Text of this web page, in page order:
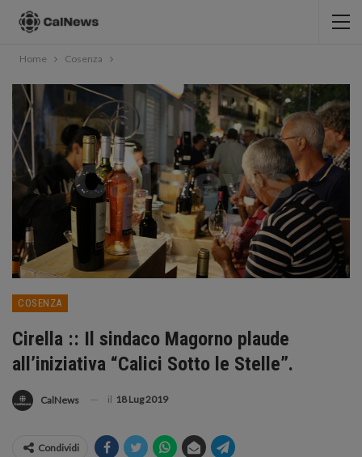
Home Cosenza
COSENZA
Cirella :: Il sindaco Magorno plaude
all’iniziativa “Calici Sotto le Stelle”.
CalNews il 18 Lug 2019
Condividi